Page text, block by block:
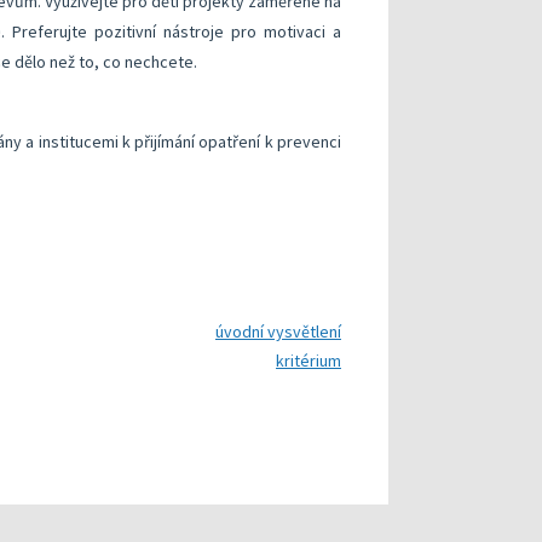
Preferujte pozitivní nástroje pro motivaci a
dělo než to, co nechcete.
a institucemi k přijímání opatření k prevenci
úvodní vysvětlení
kritérium